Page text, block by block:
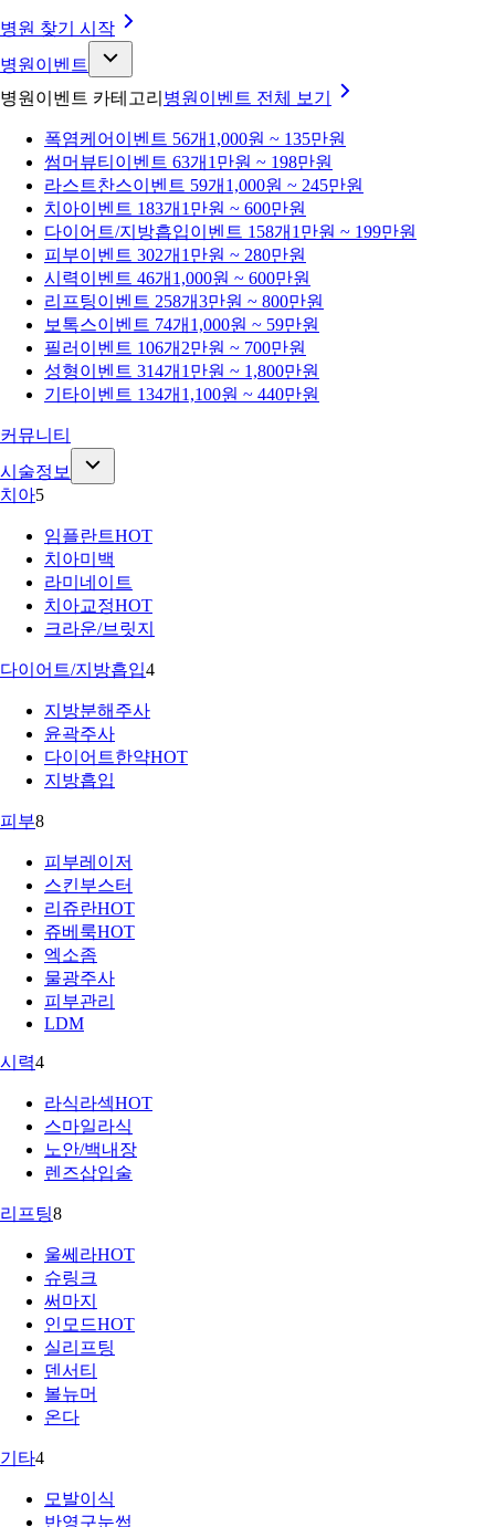
병원 찾기 시작
병원이벤트
병원이벤트 카테고리 병원이벤트 전체 보기
폭염케어 이벤트 56개 1,000원 ~ 135만원
썸머뷰티 이벤트 63개 1만원 ~ 198만원
라스트찬스이벤트 59개 1,000원 ~ 245만원
치아이벤트 183개 1만원 ~ 600만원
다이어트/지방흡입이벤트 158개 1만원 ~ 199만원
피부이벤트 302개 1만원 ~ 280만원
시력이벤트 46개 1,000원 ~ 600만원
리프팅이벤트 258개3만원 ~ 800만원
보톡스이벤트 74개 1,000원 ~ 59만원
필러 이벤트 106개 2만원 ~ 700만원
성형이벤트 314개 1만원 ~ 1,800만원
기타이벤트 134개 1,100원 ~ 440만원
커뮤니티
시술정보
치아5
임플란트HOT
치아미백
라미네이트
치아교정HOT
크라운/브릿지
다이어트/지방흡입4
지방분해주사
윤곽주사
다이어트한약HOT
지방흡입
피부8
피부레이저
스킨부스터
리쥬란HOT
쥬베룩HOT
엑소좀
물광주사
피부관리
LDM
시력4
라식라섹HOT
스마일라식
노안/백내장
렌즈삽입술
리프팅8
울쎄라HOT
슈링크
써마지
인모드HOT
실리프팅
덴서티
볼뉴머
온다
기타4
모발이식
반영구눈썹